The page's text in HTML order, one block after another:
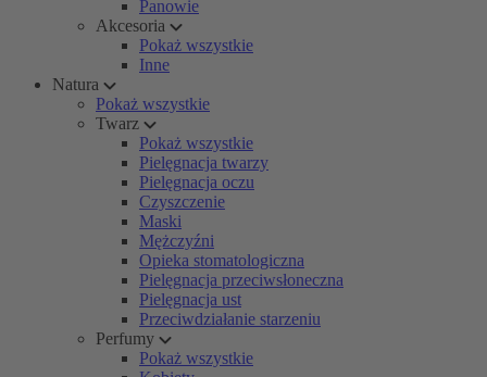
Panowie
Akcesoria
Pokaż wszystkie
Inne
Natura
Pokaż wszystkie
Twarz
Pokaż wszystkie
Pielęgnacja twarzy
Pielęgnacja oczu
Czyszczenie
Maski
Mężczyźni
Opieka stomatologiczna
Pielęgnacja przeciwsłoneczna
Pielęgnacja ust
Przeciwdziałanie starzeniu
Perfumy
Pokaż wszystkie